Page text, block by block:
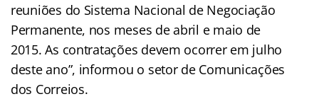
reuniões do Sistema Nacional de Negociação
Permanente, nos meses de abril e maio de
2015. As contratações devem ocorrer em julho
deste ano”, informou o setor de Comunicações
dos Correios.